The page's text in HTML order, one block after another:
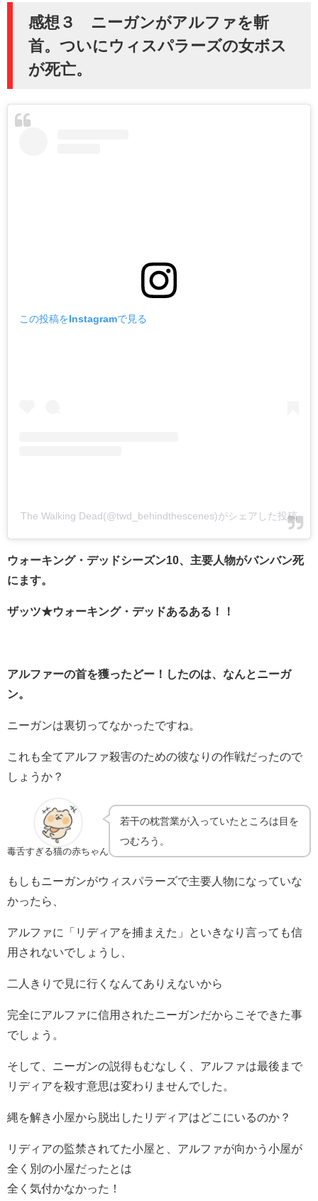
感想３ ニーガンがアルファを斬
首。ついにウィスパラーズの女ボス
が死亡。
この投稿をInstagramで見る
The Walking Dead(@twd_behindthescenes)がシェアした投稿
ウォーキング・デッドシーズン10、主要人物がバンバン死
にます。
ザッツ★ウォーキング・デッドあるある！！
アルファーの首を獲ったどー！したのは、なんとニーガ
ン。
ニーガンは裏切ってなかったですね。
これも全てアルファ殺害のための彼なりの作戦だったので
しょうか？
毒舌すぎる猫の赤ちゃん
若干の枕営業が入っていたところは目を
つむろう。
もしもニーガンがウィスパラーズで主要人物になっていな
かったら、
アルファに「リディアを捕まえた」といきなり言っても信
用されないでしょうし、
二人きりで見に行くなんてありえないから
完全にアルファに信用されたニーガンだからこそできた事
でしょう。
そして、ニーガンの説得もむなしく、アルファは最後まで
リディアを殺す意思は変わりませんでした。
縄を解き小屋から脱出したリディアはどこにいるのか？
リディアの監禁されてた小屋と、アルファが向かう小屋が
全く別の小屋だったとは
全く気付かなかった！